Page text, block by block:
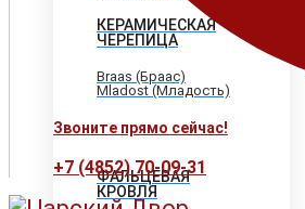
КЕРАМИЧЕСКАЯ
ЧЕРЕПИЦА
Braas (Браас)
Mladost (Младость)
ФАЛЬЦЕВАЯ
КРОВЛЯ
Звоните прямо сейчас!
+7 (4852) 70-09-31